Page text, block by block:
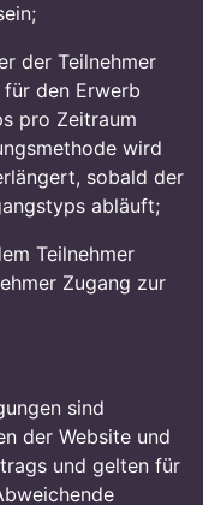
der Teilnehmer
den Erwerb
pro Zeitraum
wird
sobald der
abläuft;
Teilnehmer
Zugang zur
sind
der Website und
und gelten für